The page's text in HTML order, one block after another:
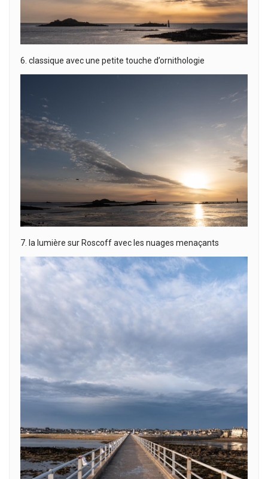
6. classique avec une petite touche d’ornithologie
7. la lumière sur Roscoff avec les nuages menaçants